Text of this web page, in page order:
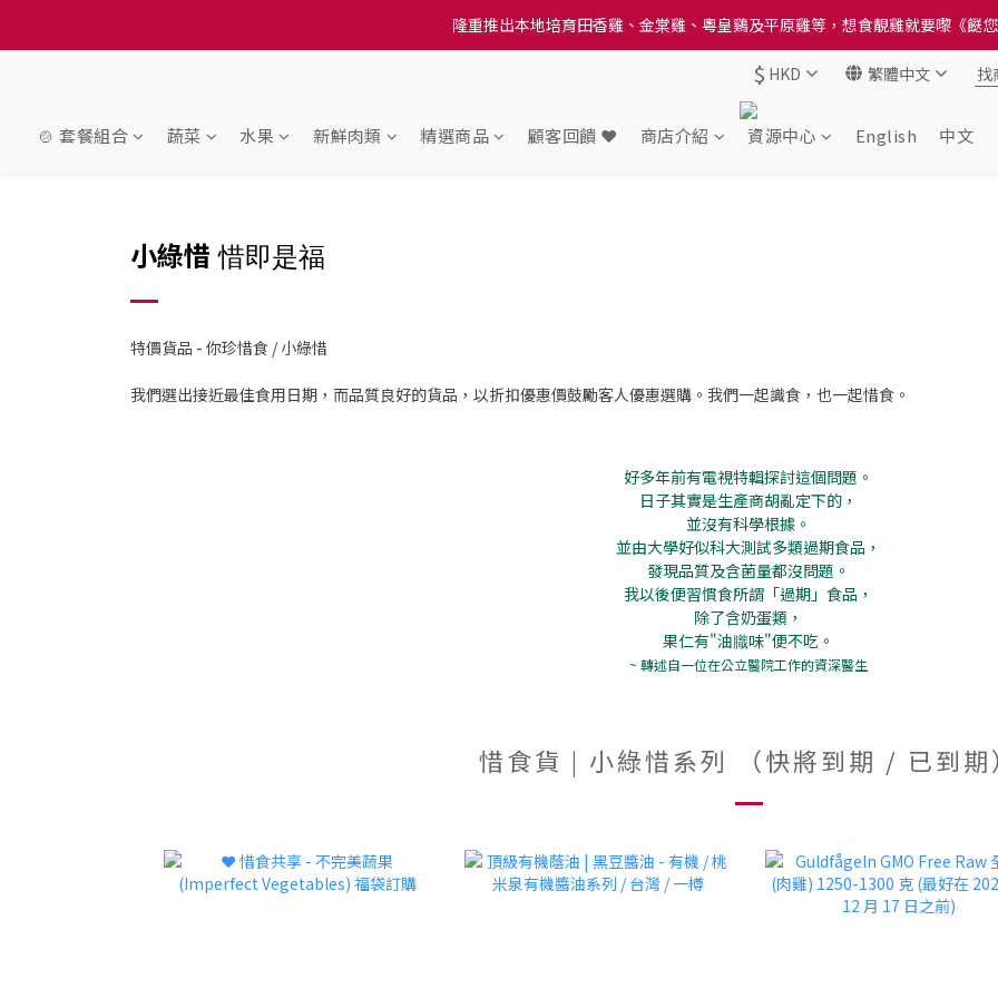
訂單結帳注意事項：送貨方法中選擇區域 - 然後當填寫地址時, 請小心選擇分區及區域, 因資
訂單結帳注意事項：送貨方法中選擇區域 - 然後當填寫地址時, 請小心選擇分區及區域, 因資
$ HKD 繁體中文
🍲 套餐組合 蔬菜 水果 新鮮肉類 精選商品 顧客回饋 ❤️ 商店介紹 資源中心 English 中文
小綠惜 惜即是福
特價貨品 - 你珍惜食 / 小綠惜
我們選出接近最佳食用日期，而品質良好的貨品，以折扣優惠價鼓勵客人優惠選購。我們一起識食，也一起惜食。
好多年前有電視特輯探討這個問題。
日子其實是生產商胡亂定下的，
並沒有科學根據。
並由大學好似科大測試多類過期食品，
發現品質及含菌量都沒問題。
我以後便習慣食所謂「過期」食品，
除了含奶蛋類，
果仁有"油膱味"便不吃。
~ 轉述自一位在公立醫院工作的資深醫生
惜食貨 | 小綠惜系列 （快將到期 / 已到期